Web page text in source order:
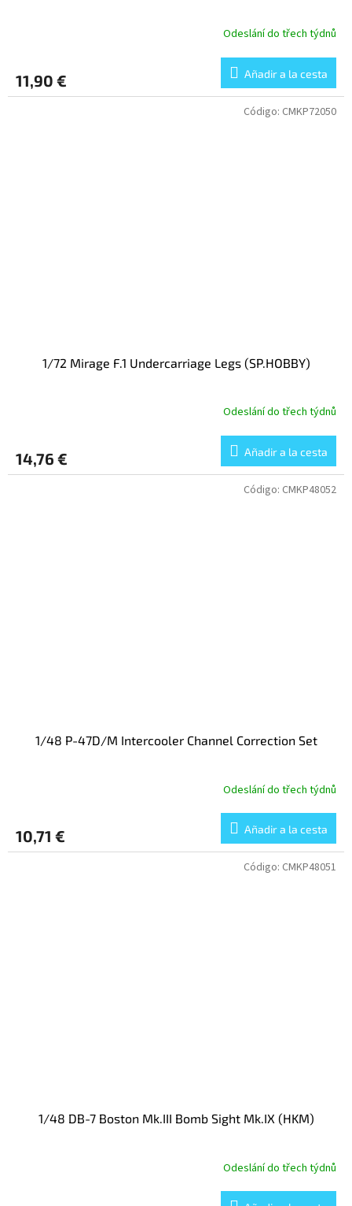
Odeslání do třech týdnů
11,90 € Añadir a la cesta
1/72 Mirage F.1 Undercarriage Legs (SP.HOBBY)
Odeslání do třech týdnů
14,76 € Añadir a la cesta
Código: CMKP72050
1/48 P-47D/M Intercooler Channel Correction Set
Odeslání do třech týdnů
10,71 € Añadir a la cesta
Código: CMKP48052
1/48 DB-7 Boston Mk.III Bomb Sight Mk.IX (HKM)
Odeslání do třech týdnů
Código: CMKP48051